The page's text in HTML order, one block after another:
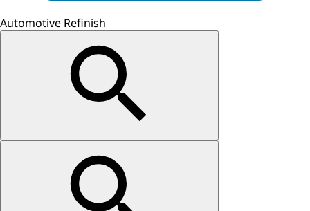
Automotive Refinish